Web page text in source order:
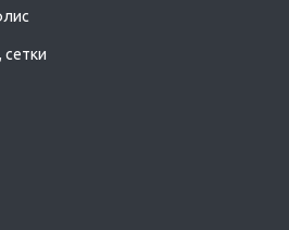
сетки